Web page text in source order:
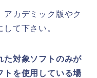
アカデミック版やク
て下さい。
た対象ソフトのみが
トを使用している場